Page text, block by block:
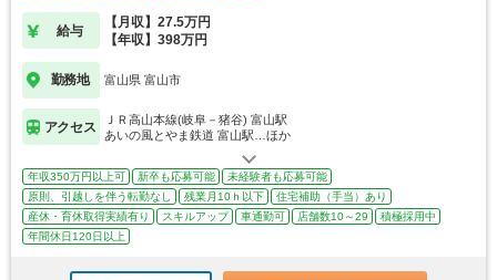
給与
【月収】27.5万円
【年収】398万円
勤務地 富山県 富山市
アクセス
ＪＲ高山本線(岐阜－猪谷) 富山駅
あいの風とやま鉄道 富山駅…ほか
年収350万円以上可 新卒も応募可能
未経験者も応募可能
原則、引越しを伴う転勤なし
残業月10ｈ以下
住宅補助（手当）あり
産休・育休取得実績有り
スキルアップ 車通勤可 店舗数10～29
積極採用中
年間休日120日以上